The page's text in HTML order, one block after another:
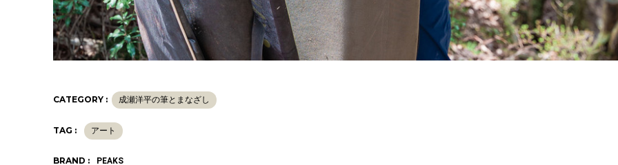
CATEGORY : 成瀬洋平の筆とまなざし
TAG : アート
BRAND : PEAKS